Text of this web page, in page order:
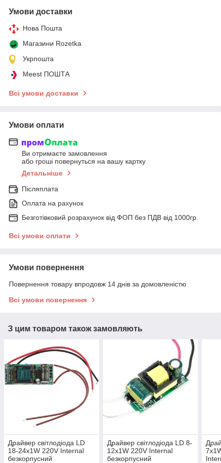
Умови доставки
Нова Пошта
Магазини Rozetka
Укрпошта
Meest ПОШТА
Всі умови доставки
Умови оплати
Ви отримаєте замовлення
або гроші повернуться на вашу картку
Детальніше
Післяплата
Оплата на рахунок
Безготівковий розрахунок від ФОП без ПДВ від 1000гр.
Всі умови оплати
Умови повернення
Повернення товару впродовж 14 днів за домовленістю
Всі умови повернення
З цим товаром також замовляють
Драйвер світлодіода LD
18-24x1W 220V Internal
безкорпусний
Драйвер світлодіода LD 8-
12x1W 220V Internal
безкорпусний